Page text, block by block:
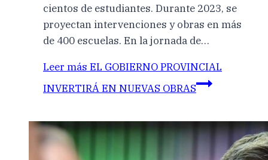
cientos de estudiantes. Durante 2023, se
proyectan intervenciones y obras en más
de 400 escuelas. En la jornada de…
Leer más EL GOBIERNO PROVINCIAL
INVERTIRÁ EN NUEVAS OBRAS